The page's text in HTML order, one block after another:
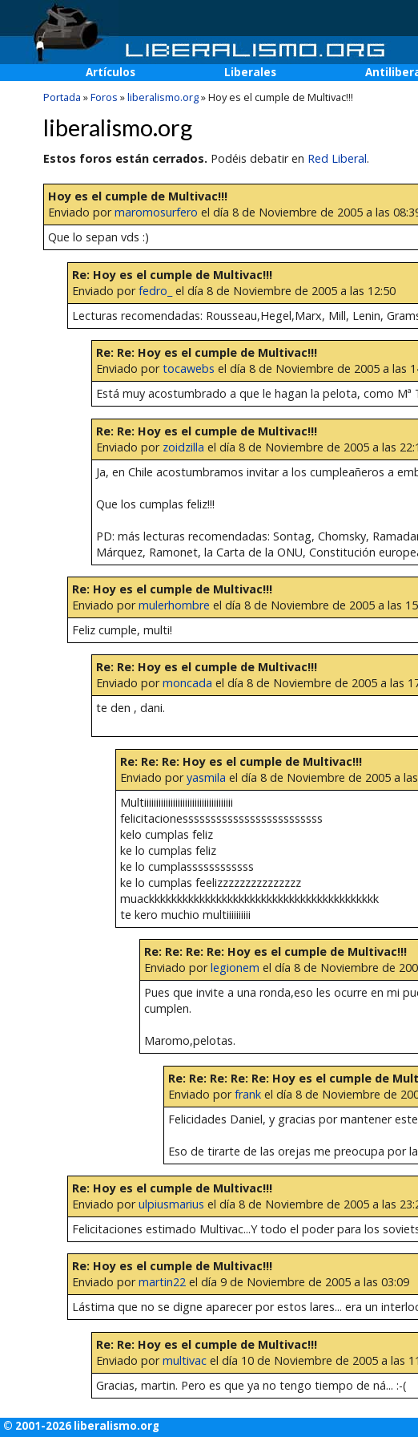
Artículos Liberales
Portada »Foros »liberalismo.org»Hoy es el cumple de Multivac!!!
liberalismo.org
Estos foros están cerrados. Podéis debatir en Red Liberal.
Hoy es el cumple de Multivac!!!
Enviado pormaromosurfero el día 8 de Noviembre de 2005 a las
Que lo sepan vds :)
Re: Hoy es el cumple de Multivac!!!
Enviado porfedro_ el día 8 de Noviembre de 2005 a las 12:50
Lecturas recomendadas: Rousseau,Hegel,Marx, Mill, Lenin,
Re: Re: Hoy es el cumple de Multivac!!!
Enviado portocawebs el día 8 de Noviembre de 2005 a las
Está muy acostumbrado a que le hagan la pelota, como Mª
Re: Re: Hoy es el cumple de Multivac!!!
Enviado por zoidzilla el día 8 de Noviembre de 2005 a las
Ja, en Chile acostumbramos invitar a los cumpleañeros a
Que los cumplas feliz!!!
PD: más lecturas recomendadas: Sontag, Chomsky,
Márquez, Ramonet, la Carta de la ONU, Constitución
Re: Hoy es el cumple de Multivac!!!
Enviado pormulerhombre el día 8 de Noviembre de 2005 a las
Feliz cumple, multi!
Re: Re: Hoy es el cumple de Multivac!!!
Enviado pormoncada el día 8 de Noviembre de 2005 a las
te den , dani.
Re: Re: Re: Hoy es el cumple de Multivac!!!
Enviado poryasmila el día 8 de Noviembre de 2005 a
Multiiiiiiiiiiiiiiiiiiiiiiiiiiiiiiiiiiiii
felicitacionesssssssssssssssssssssssss
kelo cumplas feliz
ke lo cumplas feliz
ke lo cumplassssssssssss
ke lo cumplas feelizzzzzzzzzzzzzzz
muackkkkkkkkkkkkkkkkkkkkkkkkkkkkkkkkkkkkkkkkk
te kero muchio multiiiiiiiiii
Re: Re: Re: Re: Hoy es el cumple de Multivac!!!
Enviado porlegionem el día 8 de Noviembre de
Pues que invite a una ronda,eso les ocurre en mi
cumplen.
Maromo,pelotas.
Re: Re: Re: Re: Re: Hoy es el cumple de
Enviado porfrankel día 8 de Noviembre de
Felicidades Daniel, y gracias por mantener
Eso de tirarte de las orejas me preocupa por
Re: Hoy es el cumple de Multivac!!!
Enviado porulpiusmarius el día 8 de Noviembre de 2005 a las
Felicitaciones estimado Multivac...Y todo el poder para los
Re: Hoy es el cumple de Multivac!!!
Enviado pormartin22el día 9 de Noviembre de 2005 a las 03:09
Lástima que no se digne aparecer por estos lares... era un
Re: Re: Hoy es el cumple de Multivac!!!
Enviado pormultivacel día 10 de Noviembre de 2005 a las
Gracias, martin. Pero es que ya no tengo tiempo de ná... :-(
© 2001-2026 liberalismo.org